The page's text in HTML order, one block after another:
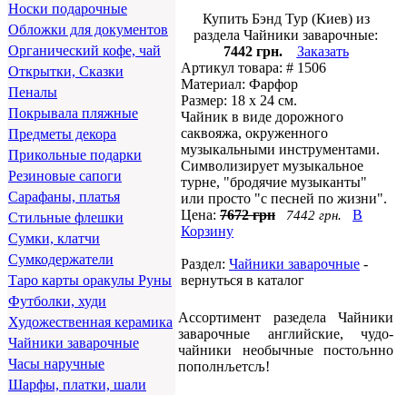
Носки подарочные
Обложки для документов
Органический кофе, чай
Открытки, Сказки
Пеналы
Покрывала пляжные
Предметы декора
Прикольные подарки
Резиновые сапоги
Сарафаны, платья
Стильные флешки
Сумки, клатчи
Сумкодержатели
Таро карты оракулы Руны
Футболки, худи
Художественная керамика
Чайники заварочные
Часы наручные
Шарфы, платки, шали
Купить Бэнд Тур (Киев) из
раздела Чайники заварочные:
7442 грн.
Заказать
Артикул товара: # 1506
Материал: Фарфор
Размер: 18 х 24 см.
Чайник в виде дорожного
саквояжа, окруженного
музыкальными инструментами.
Символизирует музыкальное
турне, "бродячие музыканты"
или просто "с песней по жизни".
Цена: 7672 грн 7442 грн.
В
Корзину
Раздел: Чайники заварочные -
вернуться в каталог
Ассортимент разедела Чайники
заварочные английские, чудо-
чайники необычные постољнно
пополнљетсљ!